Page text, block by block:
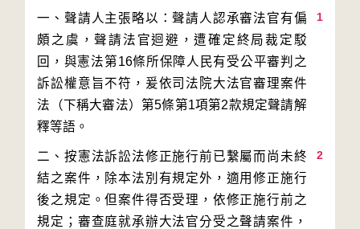
1
一、聲請人主張略以：聲請人認承審法官有偏
頗之虞，聲請法官迴避，遭確定終局裁定駁
回，與憲法第16條所保障人民有受公平審判之
訴訟權意旨不符，爰依司法院大法官審理案件
法（下稱大審法）第5條第1項第2款規定聲請解
2
二、按憲法訴訟法修正施行前已繫屬而尚未終
結之案件，除本法別有規定外，適用修正施行
後之規定。但案件得否受理，依修正施行前之
規定；審查庭就承辦大法官分受之聲請案件，